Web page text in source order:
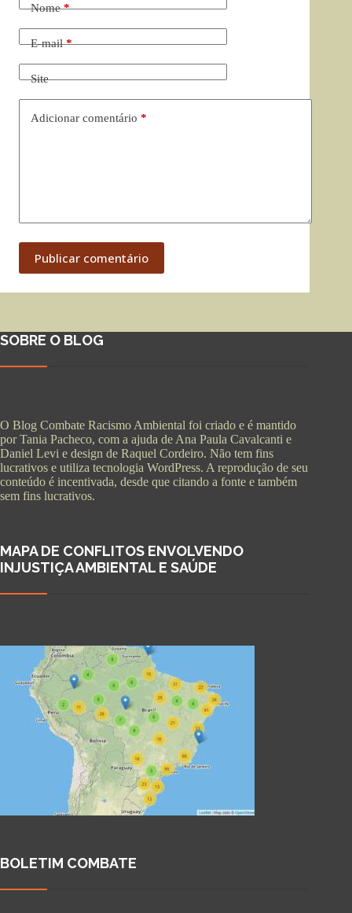
Nome*
E-mail*
Site
Adicionar comentário *
Publicar comentário
SOBRE O BLOG
O Blog Combate Racismo Ambiental foi criado e é mantido
por Tania Pacheco, com a ajuda de Ana Paula Cavalcanti e
Daniel Levi e design de Raquel Cordeiro. Não tem fins
lucrativos e utiliza tecnologia WordPress. A reprodução de seu
conteúdo é incentivada, desde que citando a fonte e também
sem fins lucrativos.
MAPA DE CONFLITOS ENVOLVENDO
INJUSTIÇA AMBIENTAL E SAÚDE
BOLETIM COMBATE